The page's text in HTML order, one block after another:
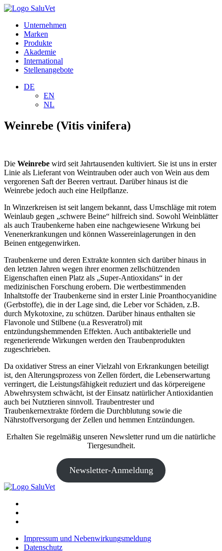
Unternehmen
Marken
Produkte
Akademie
International
Stellenangebote
DE
EN
NL
Weinrebe (Vitis vinifera)
Die Weinrebe wird seit Jahrtausenden kultiviert. Sie ist uns in erster
Linie als Lieferant von Weintrauben oder auch von Wein aus dem
vergorenen Saft der Beeren vertraut. Darüber hinaus ist die
Weinrebe jedoch auch eine Heilpflanze.
In Winzerkreisen ist seit langem bekannt, dass Umschläge mit rotem
Weinlaub gegen „schwere Beine“ hilfreich sind. Sowohl Weinblätter
als auch Traubenkerne haben eine nachgewiesene Wirkung bei
Venenerkrankungen und können Wassereinlagerungen in den
Beinen entgegenwirken.
Traubenkerne und deren Extrakte konnten sich darüber hinaus in
den letzten Jahren wegen ihrer enormen zellschützenden
Eigenschaften einen Platz als „Super-Antioxidans“ in der
medizinischen Forschung erobern. Die wertbestimmenden
Inhaltstoffe der Traubenkerne sind in erster Linie Proanthocyanidine
(Gerbstoffe), die in der Lage sind, die Leber vor Schäden, z.B.
durch Mykotoxine, zu schützen. Darüber hinaus enthalten sie
Flavonole und Stilbene (u.a Resveratrol) mit
entzündungshemmenden Effekten. Auch antibakterielle und
regenerierende Wirkungen werden den Traubenprodukten
zugeschrieben.
Da oxidativer Stress an einer Vielzahl von Erkrankungen beteiligt
ist, den Alterungsprozess von Zellen fördert, die Lebenserwartung
verringert, die Leistungsfähigkeit reduziert und das körpereigene
Abwehrsystem schwächt, ist der Einsatz natürlicher Antioxidantien
auch bei Nutztieren sinnvoll. Traubentrester und
Traubenkernextrakte fördern die Durchblutung sowie die
Nährstoffversorgung der Zellen und hemmen Entzündungen.
Erhalten Sie regelmäßig unseren Newsletter rund um die natürliche
Tiergesundheit.
Newsletter-Anmeldung
Impressum und Nebenwirkungsmeldung
Datenschutz